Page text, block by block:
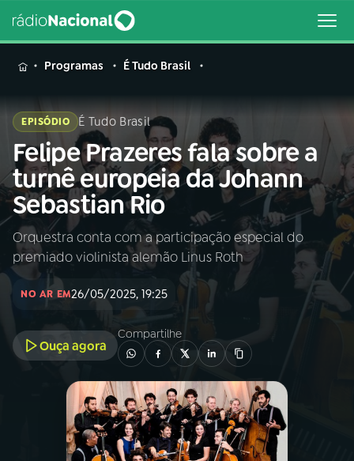
MENU
Buscar
na
Rádio
Nacional
Buscar
AO VIVO
01 INÍCIO
A RÁDIO
PROGRAMAÇÃO
PROGRAMAS
Programas É Tudo Brasil
EPISÓDIO É Tudo Brasil
Felipe Prazeres fala sobre a
turnê europeia da Johann
Sebastian Rio
Orquestra conta com a participação especial do
premiado violinista alemão Linus Roth
NO AR EM26/05/2025, 19:25
Ouça agora
Compartilhe